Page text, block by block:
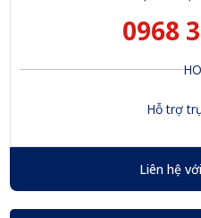
0968
Hỗ trợ
Liên hệ